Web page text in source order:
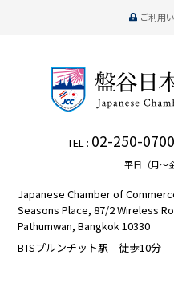
ご利用
TEL : 02-250-0700
平日（月～
Japanese Chamber of
Seasons Place, 87/2 Wireless
Pathumwan, Bangkok 10330
BTSプルンチット駅 徒歩10分